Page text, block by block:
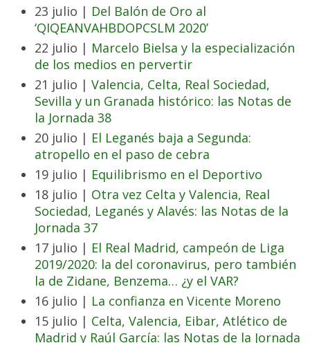
23 julio | Del Balón de Oro al
‘QIQEANVAHBDOPCSLM 2020’
22 julio | Marcelo Bielsa y la especialización
de los medios en pervertir
21 julio | Valencia, Celta, Real Sociedad,
Sevilla y un Granada histórico: las Notas de
la Jornada 38
20 julio | El Leganés baja a Segunda:
atropello en el paso de cebra
19 julio | Equilibrismo en el Deportivo
18 julio | Otra vez Celta y Valencia, Real
Sociedad, Leganés y Alavés: las Notas de la
Jornada 37
17 julio | El Real Madrid, campeón de Liga
2019/2020: la del coronavirus, pero también
la de Zidane, Benzema… ¿y el VAR?
16 julio | La confianza en Vicente Moreno
15 julio | Celta, Valencia, Eibar, Atlético de
Madrid y Raúl García: las Notas de la Jornada